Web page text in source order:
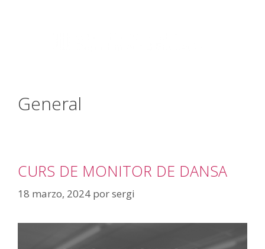
General
CURS DE MONITOR DE DANSA
18 marzo, 2024 porsergi